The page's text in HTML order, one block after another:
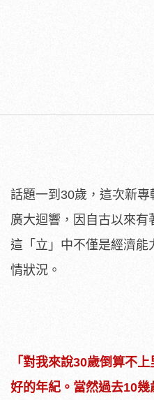
話題一到30歲，這次新
廣大迴響，因自古以來有
這「立」中不僅是經濟能
情狀況。
「對我來說30歲倒算不
好的年紀。當然過去10幾